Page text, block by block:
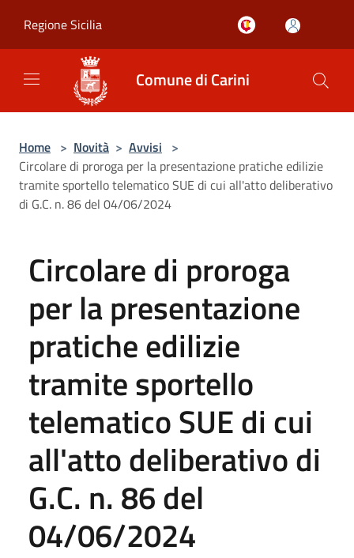
Regione Sicilia
Comune di Carini
Home > Novità > Avvisi >
Circolare di proroga per la presentazione pratiche edilizie
tramite sportello telematico SUE di cui all'atto deliberativo
di G.C. n. 86 del 04/06/2024
Circolare di proroga
per la presentazione
pratiche edilizie
tramite sportello
telematico SUE di cui
all'atto deliberativo di
G.C. n. 86 del
04/06/2024